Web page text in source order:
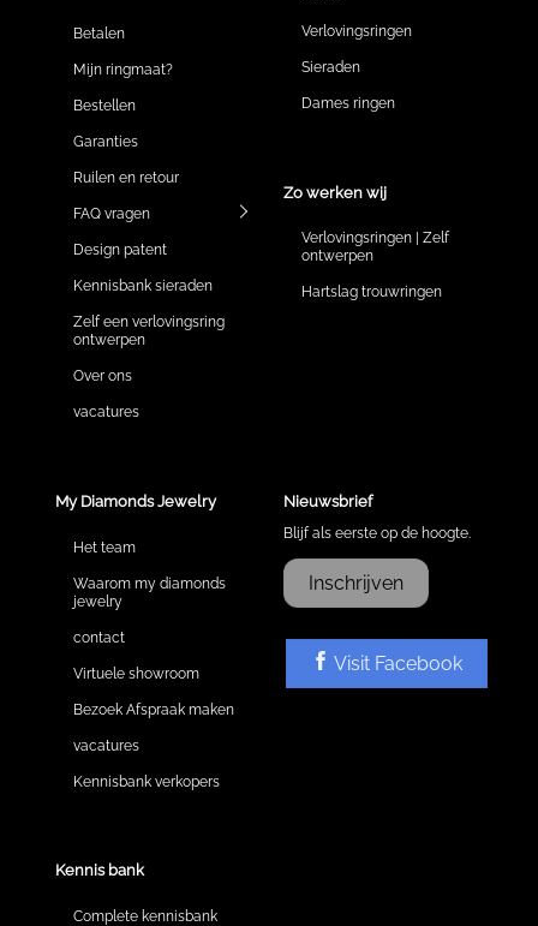
Betalen
Mijn ringmaat?
Bestellen
Garanties
Ruilen en retour
FAQ vragen
Design patent
Kennisbank sieraden
Zelf een verlovingsring
ontwerpen
Over ons
vacatures
Verlovingsringen
Sieraden
Dames ringen
Zo werken wij
Verlovingsringen | Zelf
ontwerpen
Hartslag trouwringen
My Diamonds Jewelry
Het team
Waarom my diamonds
jewelry
contact
Virtuele showroom
Bezoek Afspraak maken
vacatures
Kennisbank verkopers
Kennis bank
Complete kennisbank
Nieuwsbrief
Blijf als eerste op de hoogte.
Inschrijven
Visit Facebook